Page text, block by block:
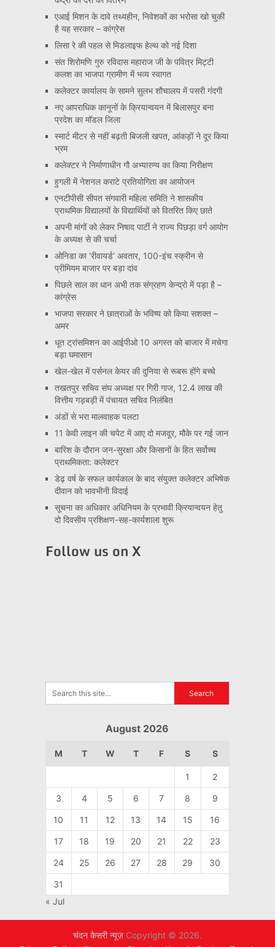
एआई मिशन के दावे तथ्यहीन, निवेशकों का भरोसा खो चुकी
है यह सरकार – कांग्रेस
लिसा रे की पहल से मिडलाइफ हेल्थ को नई दिशा
संत शिरोमणि गुरु रविदास महाराज जी के पवित्र मिट्टी
कलश का भाजपा ग्रामीण में भव्य स्वागत
कलेक्टर कार्यालय के सामने सुलभ शौचालय में पसरी गंदगी
नए आपराधिक कानूनों के क्रियान्वयन में बिलासपुर बना
प्रदेश का मॉडल जिला
स्मार्ट मीटर से नहीं बढ़ती बिजली खपत, आंकड़ों ने दूर किया
भ्रम
कलेक्टर ने निर्माणाधीन गौ अभ्यारण्य का किया निरीक्षण
हुगली में नेशनल कराटे प्रतियोगिता का आयोजन
एनटीपीसी सीपत संगवारी महिला समिति ने शासकीय
प्राथमिक विद्यालयों के विद्यार्थियों को वितरित किए छाते
अपनी मांगों को लेकर निषाद पार्टी ने राज्य पिछड़ा वर्ग आयोग
के अध्यक्ष से की चर्चा
ओनिडा का ‘रीवायर्ड’ अवतार, 100-इंच स्क्रीन से
प्रीमियम बाजार पर बड़ा दांव
पिछले साल का धान अभी तक संग्रहण केन्द्रो में पड़ा है –
कांग्रेस
भाजपा सरकार ने छात्राओं के भविष्य को किया सशक्त –
अमर
धूत ट्रांसमिशन का आईपीओ 10 अगस्त को बाजार में मचेगा
बड़ा घमासान
खेल-खेल में पर्सनल केयर की दुनिया से रूबरू होंगे बच्चे
तखतपुर सचिव संघ अध्यक्ष पर गिरी गाज, 12.4 लाख की
वित्तीय गड़बड़ी में पंचायत सचिव निलंबित
अंडों से भरा मालवाहक पलटा
11 केवी लाइन की चपेट में आए दो मजदूर, मौके पर गई जान
बारिश के दौरान जन-सुरक्षा और किसानों के हित सर्वोच्च
प्राथमिकता: कलेक्टर
डेढ़ वर्ष के सफल कार्यकाल के बाद संयुक्त कलेक्टर अभिषेक
दीवान को भावभीनी विदाई
सूचना का अधिकार अधिनियम के प्रभावी क्रियान्वयन हेतु
दो दिवसीय प्रशिक्षण-सह-कार्यशाला शुरू
Follow us on X
August 2026
M T W T F S S
1 2
3 4 5 6 7 8 9
10 11 12 13 14 15 16
17 18 19 20 21 22 23
24 25 26 27 28 29 30
31
« Jul
चंदन केसरी न्यूज़Copyright © 2026.